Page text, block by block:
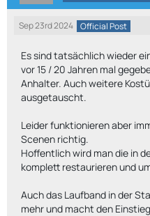
Sep 23rd 2024 Official Post
Es sind tatsächlich wieder
vor 15 / 20 Jahren mal
Anhalter. Auch weitere
ausgetauscht.
Leider funktionieren aber
Scenen richtig.
Hoffentlich wird man die in
komplett restaurieren und
Auch das Laufband in der
mehr und macht den